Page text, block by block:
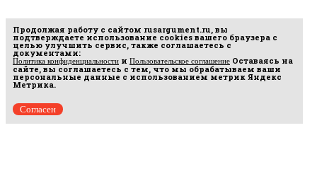
Продолжая работу с сайтом rusargument.ru, вы
подтверждаете использование cookies вашего браузера с
целью улучшить сервис, также соглашаетесь с
документами:
Политика конфиденциальности и Пользовательское соглашение Оставаясь на
сайте, вы соглашаетесь с тем, что мы обрабатываем ваши
персональные данные с использованием метрик Яндекс
Метрика.
Согласен